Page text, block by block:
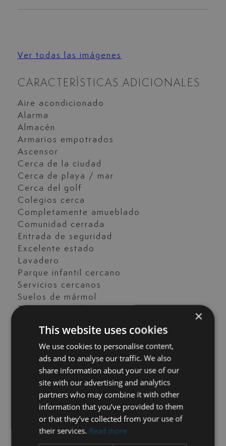
Ver todas las imágenes
CARACTERÍSTICAS ADICIONALES
Aire acondicionado
Alarma
Almacén
Armarios empotrados
Ascensor
Cerca de la ciudad
Cerca de playa / mar
Cerca del golf
Colegios cerca
Completamente amueblado
Comunidad cerrada
Entrada de seguridad
Excelente estado
Lavadero
Parque infantil cercano
Servicios cercanos
Suelos de mármol
Terraza privada
Transporte cercano
Vistas al jardín
CONTACTE CON NOSOTROS
María Cazorla
+34 625 98 66 26
×
This website uses cookies
We use cookies to personalise content,
ads and to analyse our traffic. We also
share information about your use of our
site with our advertising and analytics
partners who may combine it with other
information that you’ve provided to them
or that they’ve collected from your use of
their services. Read more